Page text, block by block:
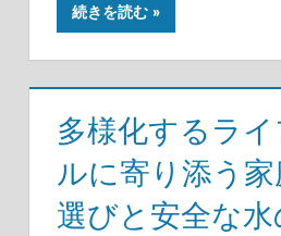
続きを読む
多様化するラ
ルに寄り添う
選びと安全な